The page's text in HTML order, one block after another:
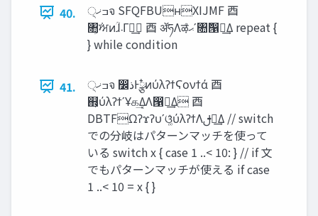
40.
੍‫ߏޚ‬จ SFQFBUʜXIJMF ⾣
৚͕݅ਅͷؒɺ‫܁‬Γฦ͢ ⾣ ॲཧΛऴ͑ͨ‫ʹޙ‬৚݅൑ఆ͢Δ repeat {
} while condition
41.
੍‫ߏޚ‬จ ෼‫Ͱྩ໋ذ‬ͷύλʔϯϚονϯά ⾣
஋͕ύλʔϯʹҰக͢Δ͔Λ൑ఆ͢Δ ⾣
DBTFΩʔϫʔυʹଓ͚ͯύλʔϯΛࢦఆ͢Δ // switch
での分岐はパターンマッチを使って
いる switch x { case 1 ..< 10: } // if 文
でもパターンマッチが使える if case
1 ..< 10 = x { }